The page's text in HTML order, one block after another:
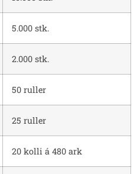
5.000 stk.
2.000 stk.
50 ruller
25 ruller
20 kolli á 480 ark